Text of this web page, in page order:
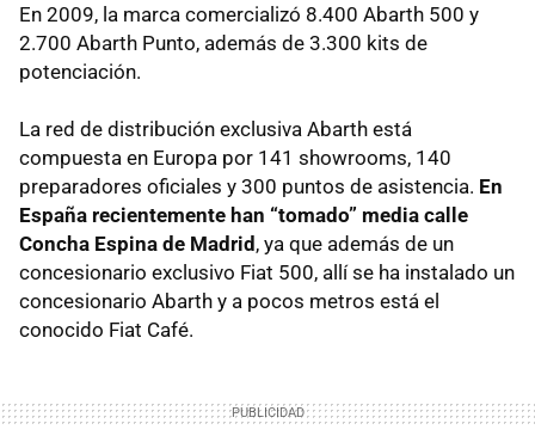
En 2009, la marca comercializó 8.400 Abarth 500 y
2.700 Abarth Punto, además de 3.300 kits de
potenciación.
La red de distribución exclusiva Abarth está
compuesta en Europa por 141 showrooms, 140
preparadores oficiales y 300 puntos de asistencia. En
España recientemente han “tomado” media calle
Concha Espina de Madrid, ya que además de un
concesionario exclusivo Fiat 500, allí se ha instalado un
concesionario Abarth y a pocos metros está el
conocido Fiat Café.